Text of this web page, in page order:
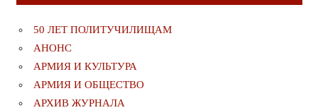
50 ЛЕТ ПОЛИТУЧИЛИЩАМ
АНОНС
АРМИЯ И КУЛЬТУРА
АРМИЯ И ОБЩЕСТВО
АРХИВ ЖУРНАЛА